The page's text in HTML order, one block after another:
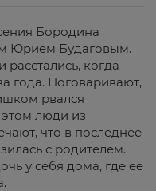
Бородина
Юрием Будаговым.
когда
года. Поговаривают,
рвался
люди из
что в последнее
с родителем.
у себя дома, где ее